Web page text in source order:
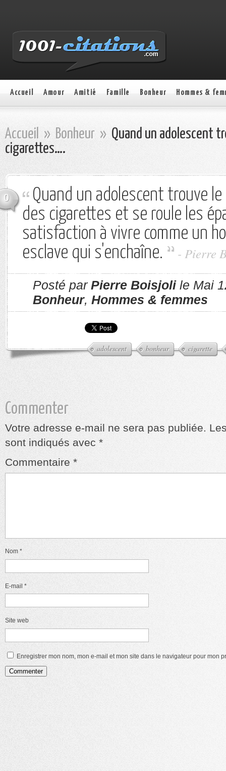
Accueil Amour Amitié Famille Bonheur Hommes &
Accueil » Bonheur » Quand un adolescent
cigarettes….
0
Quand un adolescent trouve
des cigarettes et se roule les
satisfaction à vivre comme un
esclave qui s'enchaîne.
- Pierre
Posté par Pierre Boisjolile Mai
Bonheur, Hommes & femmes
adolescent bonheur cigarette
Commenter
Votre adresse e-mail ne sera pas publiée.
sont indiqués avec *
Commentaire *
Nom *
E-mail *
Site web
Enregistrer mon nom, mon e-mail et mon site dans le navigateur pour mon